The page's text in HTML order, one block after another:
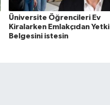
Üniversite Öğrencileri Ev
Kiralarken Emlakçıdan Yetki
Belgesini istesin